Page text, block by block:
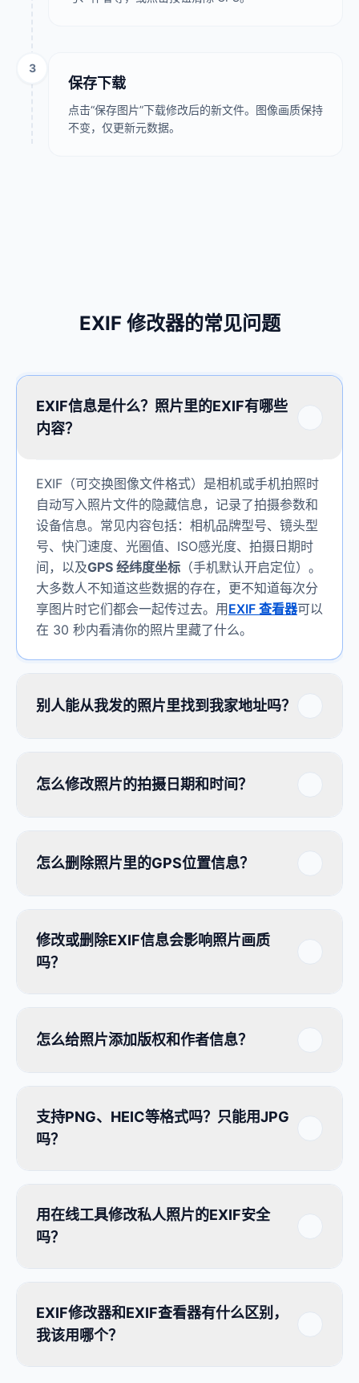
3
保存下载
点击“保存图片”下载修改后的新文件。图像画质保持
不变，仅更新元数据。
EXIF 修改器的常见问题
EXIF信息是什么？照片里的EXIF有哪些
内容？
EXIF（可交换图像文件格式）是相机或手机拍照时
自动写入照片文件的隐藏信息，记录了拍摄参数和
设备信息。常见内容包括：相机品牌型号、镜头型
号、快门速度、光圈值、ISO感光度、拍摄日期时
间，以及GPS 经纬度坐标 （手机默认开启定位）。
大多数人不知道这些数据的存在，更不知道每次分
享图片时它们都会一起传过去。用 EXIF 查看器可以
在 30 秒内看清你的照片里藏了什么。
别人能从我发的照片里找到我家地址吗？
怎么修改照片的拍摄日期和时间？
怎么删除照片里的GPS位置信息？
修改或删除EXIF信息会影响照片画质
吗？
怎么给照片添加版权和作者信息？
支持PNG、HEIC等格式吗？只能用JPG
吗？
用在线工具修改私人照片的EXIF安全
吗？
EXIF修改器和EXIF查看器有什么区别，
我该用哪个？